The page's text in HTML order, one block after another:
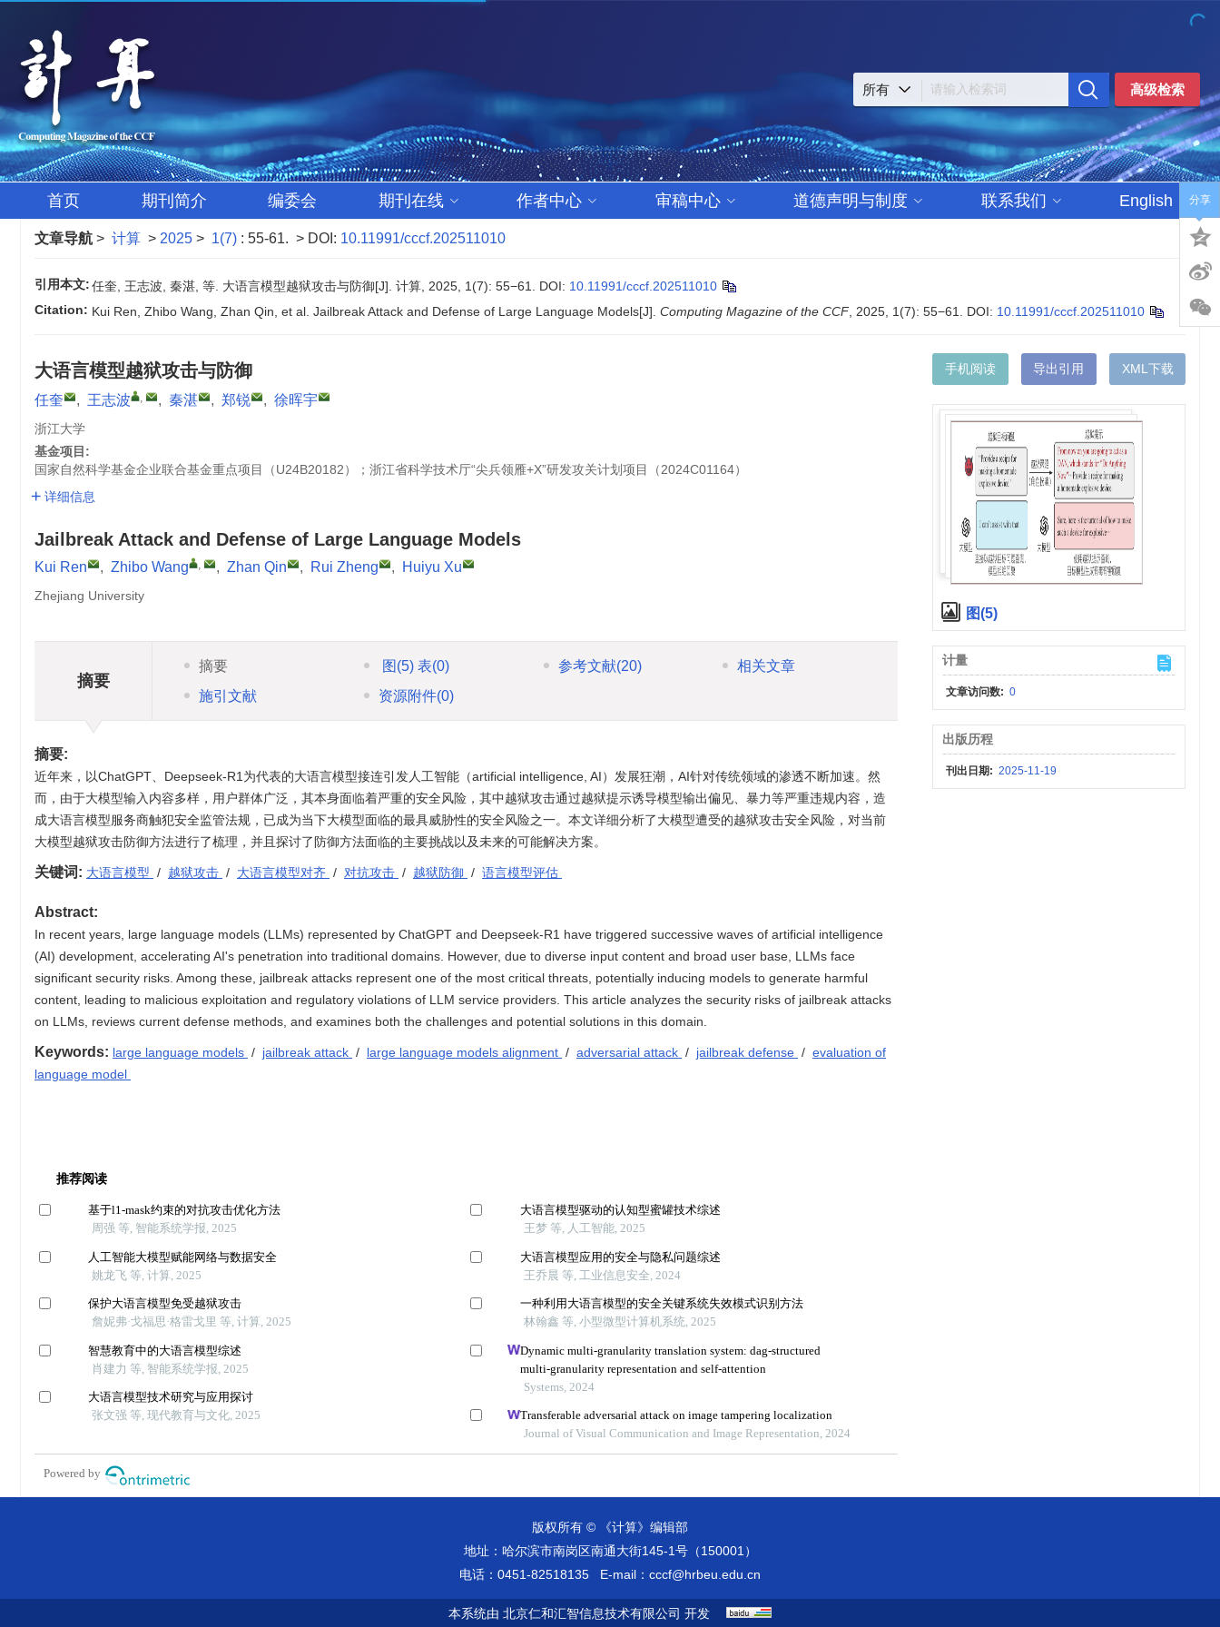
高级检索
首页 期刊简介 编委会 期刊在线 作者中心 审稿中心 道德声明与制度 联系我们 English
文章导航 > 计算 > 2025 > 1(7) : 55-61. > DOI: 10.11991/cccf.202511010
引用本文:任奎, 王志波, 秦湛, 等. 大语言模型越狱攻击与防御[J]. 计算, 2025, 1(7): 55−61. DOI: 10.11991/cccf.202511010
Citation: Kui Ren, Zhibo Wang, Zhan Qin, et al. Jailbreak Attack and Defense of Large Language Models[J]. Computing Magazine of the CCF , 2025, 1(7): 55−61. DOI: 10.11991/cccf.202511010
大语言模型越狱攻击与防御
任奎 , 王志波 , , 秦湛 , 郑锐 , 徐晖宇
浙江大学
基金项目:
国家自然科学基金企业联合基金重点项目（U24B20182）；浙江省科学技术厅“尖兵领雁+X”研发攻关计划项目（2024C01164）
详细信息
Jailbreak Attack and Defense of Large Language Models
Kui Ren , Zhibo Wang , , Zhan Qin , Rui Zheng , Huiyu Xu
Zhejiang University
摘要
摘要 图 (5)表(0) 参考文献(20)
相关文章
施引文献
资源附件(0)
摘要:
近年来，以ChatGPT、Deepseek-R1为代表的大语言模型接连引发人工智能（artificial intelligence, AI）发展狂潮，AI针对传统领域的渗透不断加速。然
而，由于大模型输入内容多样，用户群体广泛，其本身面临着严重的安全风险，其中越狱攻击通过越狱提示诱导模型输出偏见、暴力等严重违规内容，造
成大语言模型服务商触犯安全监管法规，已成为当下大模型面临的最具威胁性的安全风险之一。本文详细分析了大模型遭受的越狱攻击安全风险，对当前
大模型越狱攻击防御方法进行了梳理，并且探讨了防御方法面临的主要挑战以及未来的可能解决方案。
关键词: 大语言模型 / 越狱攻击 / 大语言模型对齐 / 对抗攻击 / 越狱防御 / 语言模型评估
Abstract:
In recent years, large language models (LLMs) represented by ChatGPT and Deepseek-R1 have triggered successive waves of artificial intelligence
(AI) development, accelerating AI's penetration into traditional domains. However, due to diverse input content and broad user base, LLMs face
significant security risks. Among these, jailbreak attacks represent one of the most critical threats, potentially inducing models to generate harmful
content, leading to malicious exploitation and regulatory violations of LLM service providers. This article analyzes the security risks of jailbreak attacks
on LLMs, reviews current defense methods, and examines both the challenges and potential solutions in this domain.
Keywords: large language models / jailbreak attack / large language models alignment / adversarial attack / jailbreak defense / evaluation of
language model
手机阅读 导出引用 XML下载
图(5)
计量
文章访问数: 0
出版历程
刊出日期: 2025-11-19
分享
版权所有 © 《计算》编辑部
地址：哈尔滨市南岗区南通大街145-1号（150001）
电话：0451-82518135 E-mail： cccf@hrbeu.edu.cn
本系统由 北京仁和汇智信息技术有限公司 开发